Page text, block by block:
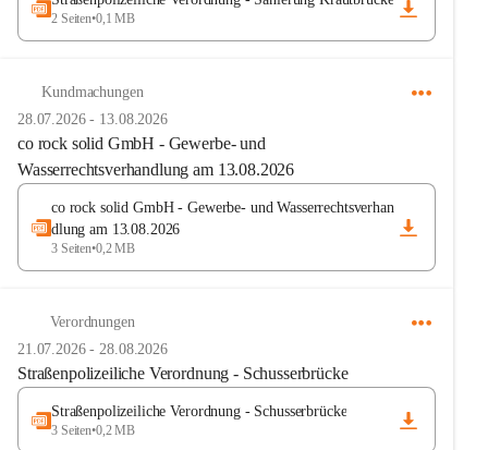
2 Seiten•0,1 MB
Kundmachungen
28.07.2026- 13.08.2026
co rock solid GmbH - Gewerbe- und
Wasserrechtsverhandlung am 13.08.2026
co rock solid GmbH - Gewerbe- und Wasserrechtsverhan
dlung am 13.08.2026
3 Seiten•0,2 MB
Verordnungen
21.07.2026-28.08.2026
Straßenpolizeiliche Verordnung - Schusserbrücke
Straßenpolizeiliche Verordnung - Schusserbrücke
3 Seiten•0,2 MB